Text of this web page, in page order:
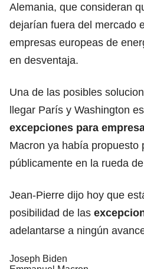
Alemania, que consideran
dejarían fuera del mercado
empresas europeas de
en desventaja.
Una de las posibles
llegar París y Washington
excepciones para
Macron ya había propuesto
públicamente en la rueda
Jean-Pierre dijo hoy que
posibilidad de las
adelantarse a ningún
Joseph Biden